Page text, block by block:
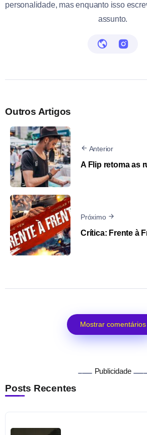
personalidade, mas enquanto isso
assunto.
Outros Artigos
Anterior
A Flip retoma as
Próximo
Crítica: Frente à
Mostrar comentários
Publicidade
Posts Recentes